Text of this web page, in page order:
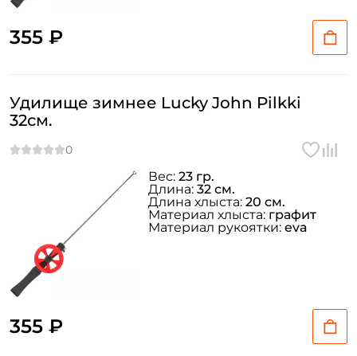
355 ₽
Удилище зимнее Lucky John Pilkki
32см.
355 ₽
Вес: 23 гр.
Длина: 32 см.
Длина хлыста: 20 см.
Материал хлыста: графит
Материал рукоятки: eva